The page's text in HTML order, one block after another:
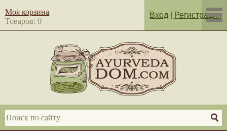
Моя корзина
Товаров: 0
Вход Регистрация